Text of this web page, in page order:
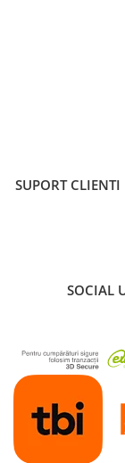
SUPORT CLIENTI
SOCIAL